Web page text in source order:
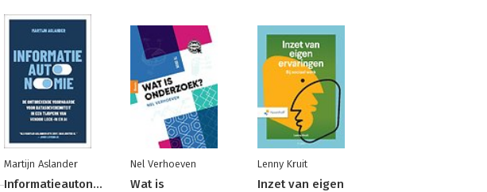
Martijn Aslander
Informatieautonomie
Nel Verhoeven
Wat is
Lenny Kruit
Inzet van eigen